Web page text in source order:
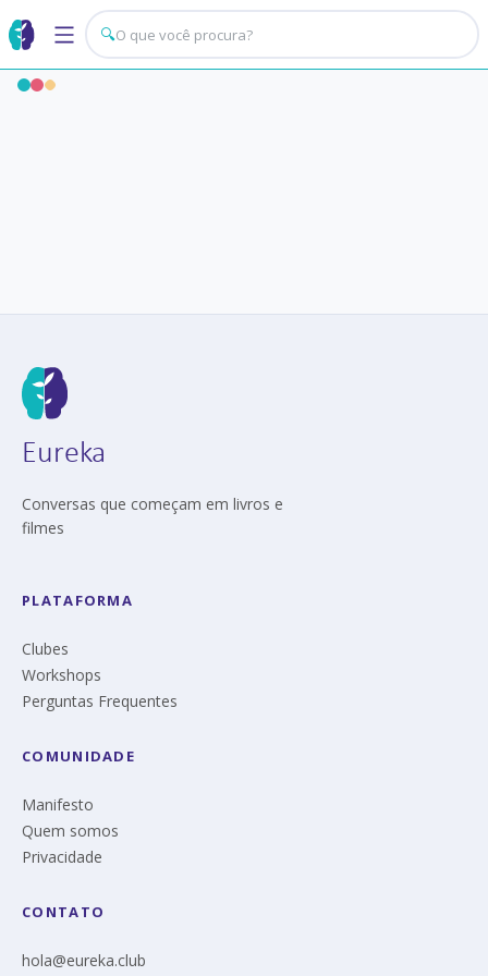
🔍
Eureka
Conversas que começam em livros e
filmes
PLATAFORMA
Clubes
Workshops
Perguntas Frequentes
COMUNIDADE
Manifesto
Quem somos
Privacidade
CONTATO
hola@eureka.club